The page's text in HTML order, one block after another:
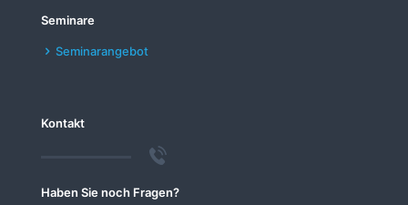
Seminare
Seminarangebot
Kontakt
Haben Sie noch Fragen?